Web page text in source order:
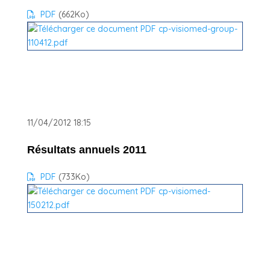
PDF (662Ko)
11/04/2012 18:15
Résultats annuels 2011
PDF (733Ko)